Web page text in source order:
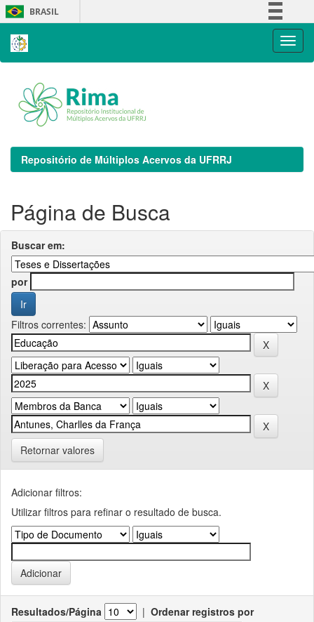
Skip
navigation
BRASIL
Repositório de Múltiplos Acervos da UFRRJ
Página de Busca
Buscar em:
por
Filtros correntes:
Retornar valores
Adicionar filtros:
Utilizar filtros para refinar o resultado de busca.
Resultados/Página | Ordenar registros por